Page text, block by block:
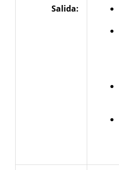
Salida: